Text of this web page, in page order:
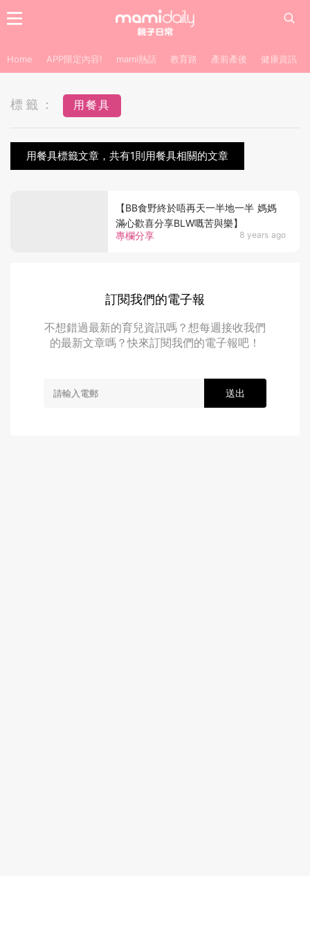
Home APP限定內容! mami熱話 教育路 產前產後 健康資訊
標籤： 用餐具
用餐具標籤文章，共有1則用餐具相關的文章
專欄分享 8 years ago
【BB食野終於唔再天一半地一半 媽媽
滿心歡喜分享BLW嘅苦與樂】
訂閱我們的電子報
不想錯過最新的育兒資訊嗎？想每週接收我們
的最新文章嗎？快來訂閱我們的電子報吧！
送出